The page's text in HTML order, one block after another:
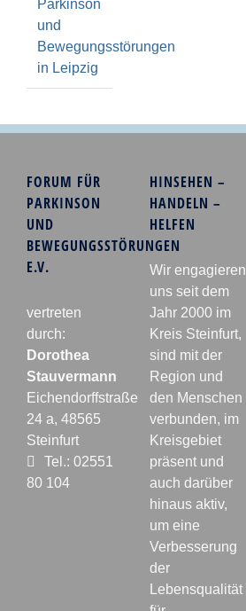
Parkinson
und
Bewegungsstörungen
in Leipzig
FORUM FÜR
PARKINSON
UND
BEWEGUNGSSTÖRUNGEN
E.V.
vertreten
durch:
Dorothea
Stauvermann
Eichendorffstraße
24 a, 48565
Steinfurt
Tel.: 02551
80 104
HINSEHEN –
HANDELN –
HELFEN
Wir engagieren
uns seit dem
Jahr 2000 im
Kreis Steinfurt,
sind mit der
Region und
den Menschen
verbunden, im
Kreisgebiet
präsent und
auch darüber
hinaus aktiv,
um eine
Verbesserung
der
Lebensqualität